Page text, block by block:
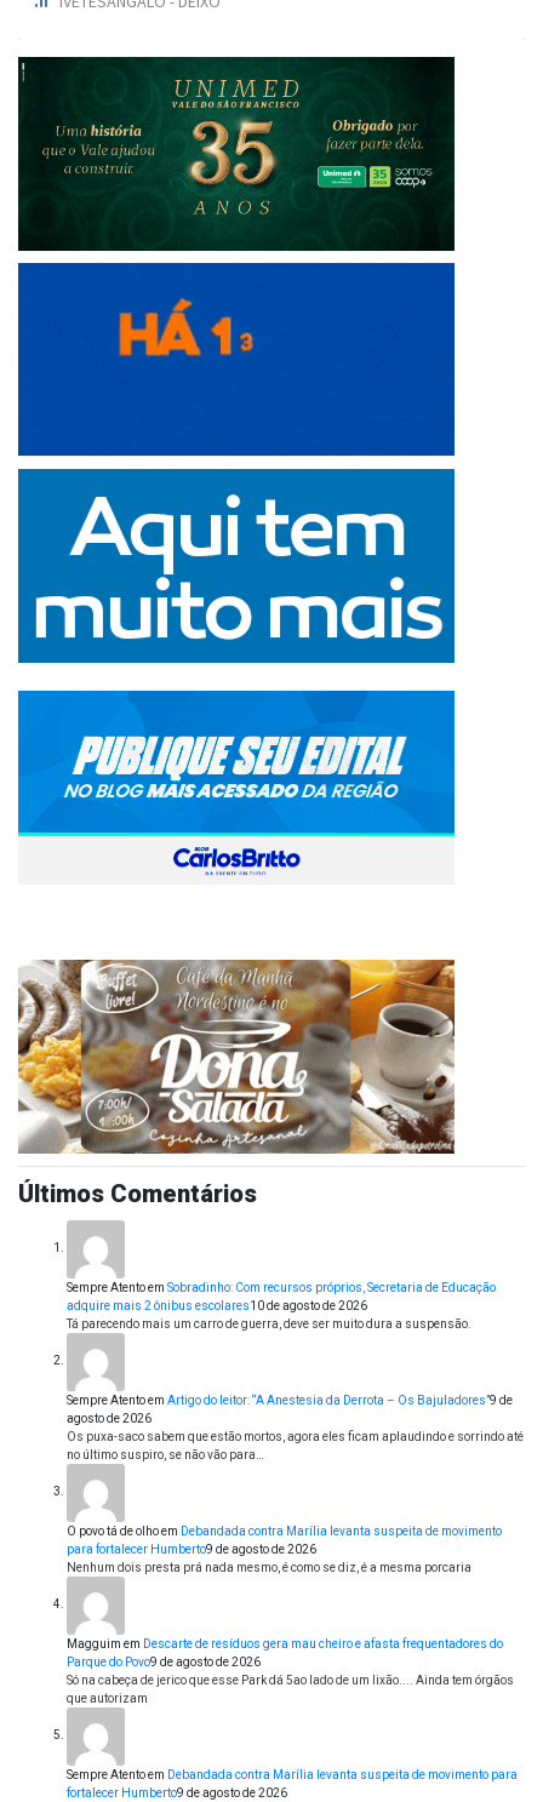
Últimos Comentários
Sempre Atentoem Sobradinho: Com recursos próprios, Secretaria de Educação
adquire mais 2 ônibus escolares10 de agosto de 2026
Tá parecendo mais um carro de guerra, deve ser muito dura a suspensão.
Sempre Atentoem Artigo do leitor: “A Anestesia da Derrota – Os Bajuladores”9 de
agosto de 2026
Os puxa-saco sabem que estão mortos, agora eles ficam aplaudindo e sorrindo até
no último suspiro, se não vão para…
O povo tá de olhoem Debandada contra Marília levanta suspeita de movimento
para fortalecer Humberto9 de agosto de 2026
Nenhum dois presta prá nada mesmo, é como se diz, é a mesma porcaria
Magguim em Descarte de resíduos gera mau cheiro e afasta frequentadores do
Parque do Povo9 de agosto de 2026
Só na cabeça de jerico que esse Park dá 5ao lado de um lixão.... Ainda tem órgãos
que autorizam
Sempre Atentoem Debandada contra Marília levanta suspeita de movimento para
fortalecer Humberto9 de agosto de 2026